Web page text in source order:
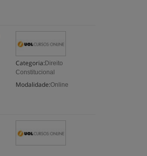
Categoria: Direito
Constitucional
Modalidade:Online